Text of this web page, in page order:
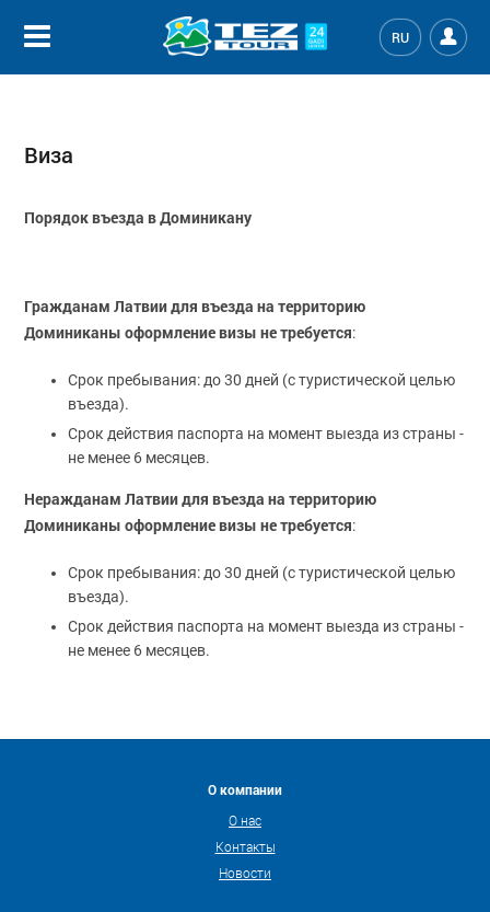
RU
Виза
Порядок въезда в Доминикану
Гражданам Латвии для въезда на территорию
Доминиканы оформление визы не требуется:
Срок пребывания: до 30 дней (с туристической целью
въезда).
Срок действия паспорта на момент выезда из страны -
не менее 6 месяцев.
Неражданам Латвии для въезда на территорию
Доминиканыоформление визы не требуется:
Срок пребывания: до 30 дней (с туристической целью
въезда).
Срок действия паспорта на момент выезда из страны -
не менее 6 месяцев.
О компании
О нас
Контакты
Новости